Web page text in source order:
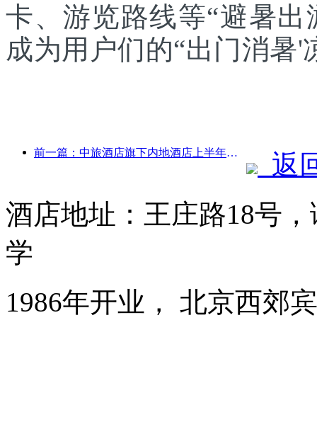
卡、游览路线等“避暑
成为用户们的“出门消暑'
前一篇：中旅酒店旗下内地酒店上半年接待外宾同比增长67%
返
酒店地址：王庄路18号
学
1986年开业， 北京西